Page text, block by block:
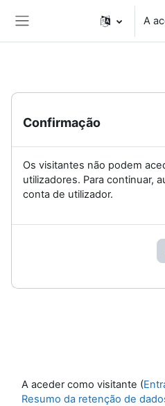
A
Confirmação
Os visitantes não podem
utilizadores. Para continuar,
conta de utilizador.
A aceder como visitante (
Resumo da retenção de